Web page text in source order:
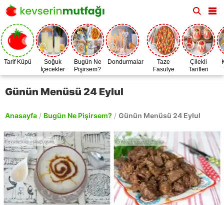
Tarif Küpü
Soğuk
İçecekler
Bugün Ne
Pişirsem?
Dondurmalar
Taze
Fasulye
Zamanı
Çilekli
Tarifleri
Günün Menüsü 24 Eylul
Anasayfa / Bugün Ne Pişirsem? / Günün Menüsü 24 Eylul